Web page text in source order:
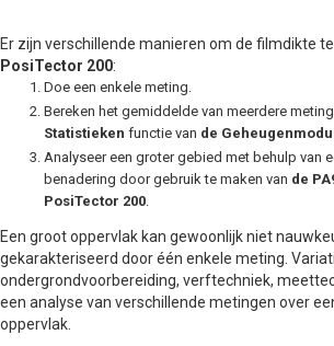
Er zijn verschillende manieren om de filmdikte
PosiTector 200:
Doe een enkele meting.
Bereken het gemiddelde van meerdere
Statistieken functie van de
Analyseer een groter gebied met behulp van
benadering door gebruik te maken van de
PosiTector 200
Een groot oppervlak kan gewoonlijk niet
gekarakteriseerd door één enkele meting.
ondergrondvoorbereiding, verftechniek,
een analyse van verschillende metingen over
oppervlak.